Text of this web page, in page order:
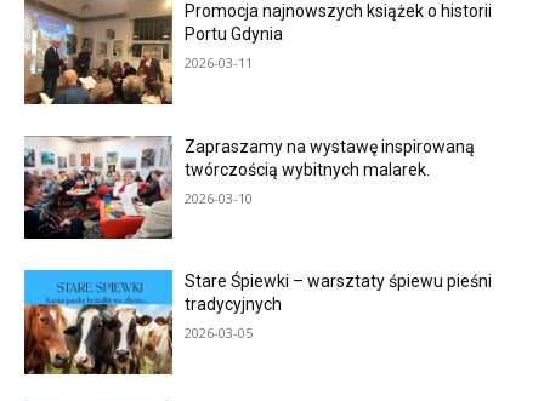
Promocja najnowszych książek o historii
Portu Gdynia
2026-03-11
Zapraszamy na wystawę inspirowaną
twórczością wybitnych malarek.
2026-03-10
Stare Śpiewki – warsztaty śpiewu pieśni
tradycyjnych
2026-03-05